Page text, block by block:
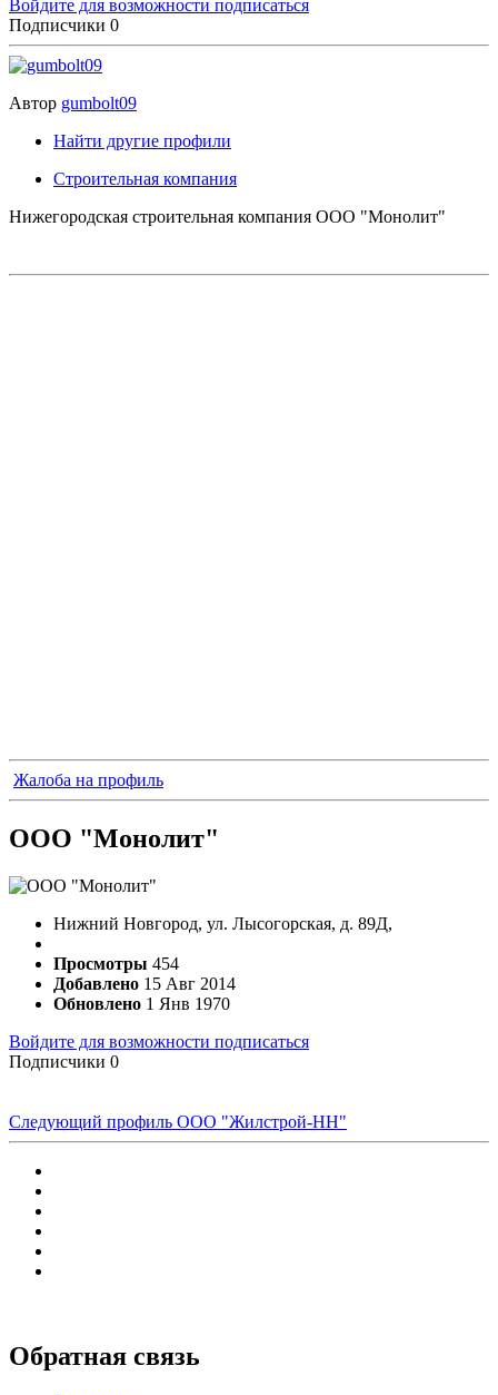
Войдите для возможности подписаться
Подписчики 0
Автор gumbolt09
Найти другие профили
Строительная компания
Нижегородская строительная компания ООО "Монолит"
Жалоба на профиль
ООО "Монолит"
Нижний Новгород, ул. Лысогорская, д. 89Д,
Просмотры 454
Добавлено 15 Авг 2014
Обновлено 1 Янв 1970
Войдите для возможности подписаться
Подписчики 0
Следующий профиль ООО "Жилстрой-НН"
Обратная связь